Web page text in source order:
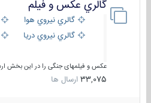
گالري عكس و فيلم
گالري نيروي هوايي
گالري نيروي دريايي
عکس و فیلمهای جنگی را در این بخش
33,075 ارسال ها